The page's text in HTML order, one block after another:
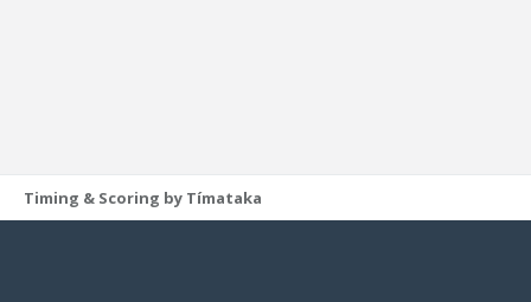
Timing & Scoring by Tímataka